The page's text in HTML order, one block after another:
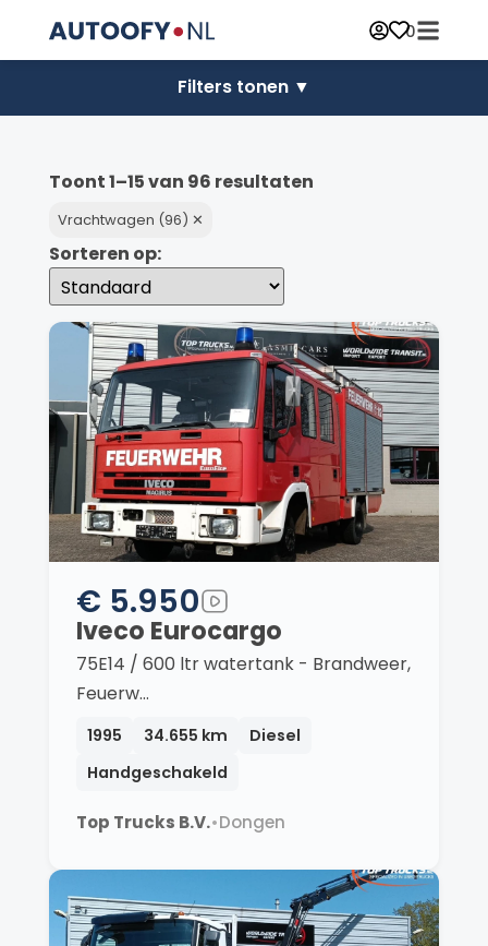
0
Filters tonen
Toont 1–15 van 96 resultaten
Vrachtwagen (96) ✕
Sorteren op:
Iveco Eurocargo
€ 5.950
75E14 / 600 ltr watertank - Brandweer,
Feuerw…
1995 34.655 km
Diesel
Handgeschakeld
Top Trucks B.V.•Dongen